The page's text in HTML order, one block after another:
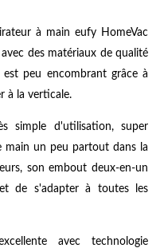
à main eufy HomeVac
des matériaux de qualité
peu encombrant grâce à
à la verticale.
simple d'utilisation, super
main un peu partout dans la
son embout deux-en-un
de s'adapter à toutes les
avec technologie